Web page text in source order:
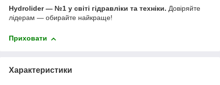
Hydrolider — №1 у світі гідравліки та техніки. Довіряйте
лідерам — обирайте найкраще!
Приховати
Характеристики